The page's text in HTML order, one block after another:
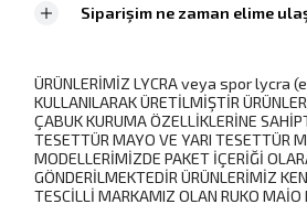
Siparişim ne zaman elime
ÜRÜNLERİMİZ LYCRA veya spor lycra
KULLANILARAK ÜRETİLMİŞTİR
ÇABUK KURUMA ÖZELLİKLERİNE
TESETTÜR MAYO VE YARI TESETTÜR
MODELLERİMİZDE PAKET İÇERİĞİ
GÖNDERİLMEKTEDİR ÜRÜNLERİMİZ
TESCİLLİ MARKAMIZ OLAN RUKO MAİO